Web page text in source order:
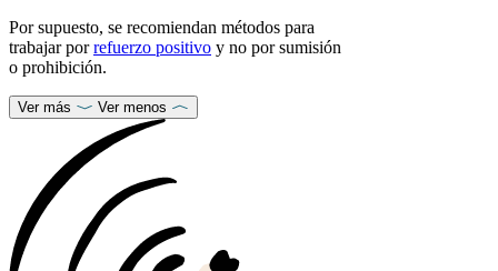
Por supuesto, se recomiendan métodos para
trabajar porrefuerzo positivo y no por sumisión
o prohibición.
Ver más Ver menos